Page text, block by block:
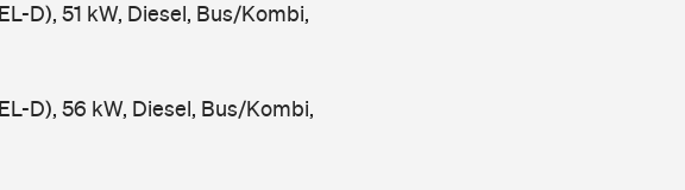
D), 51 kW, Diesel, Bus/Kombi,
D), 56 kW, Diesel, Bus/Kombi,